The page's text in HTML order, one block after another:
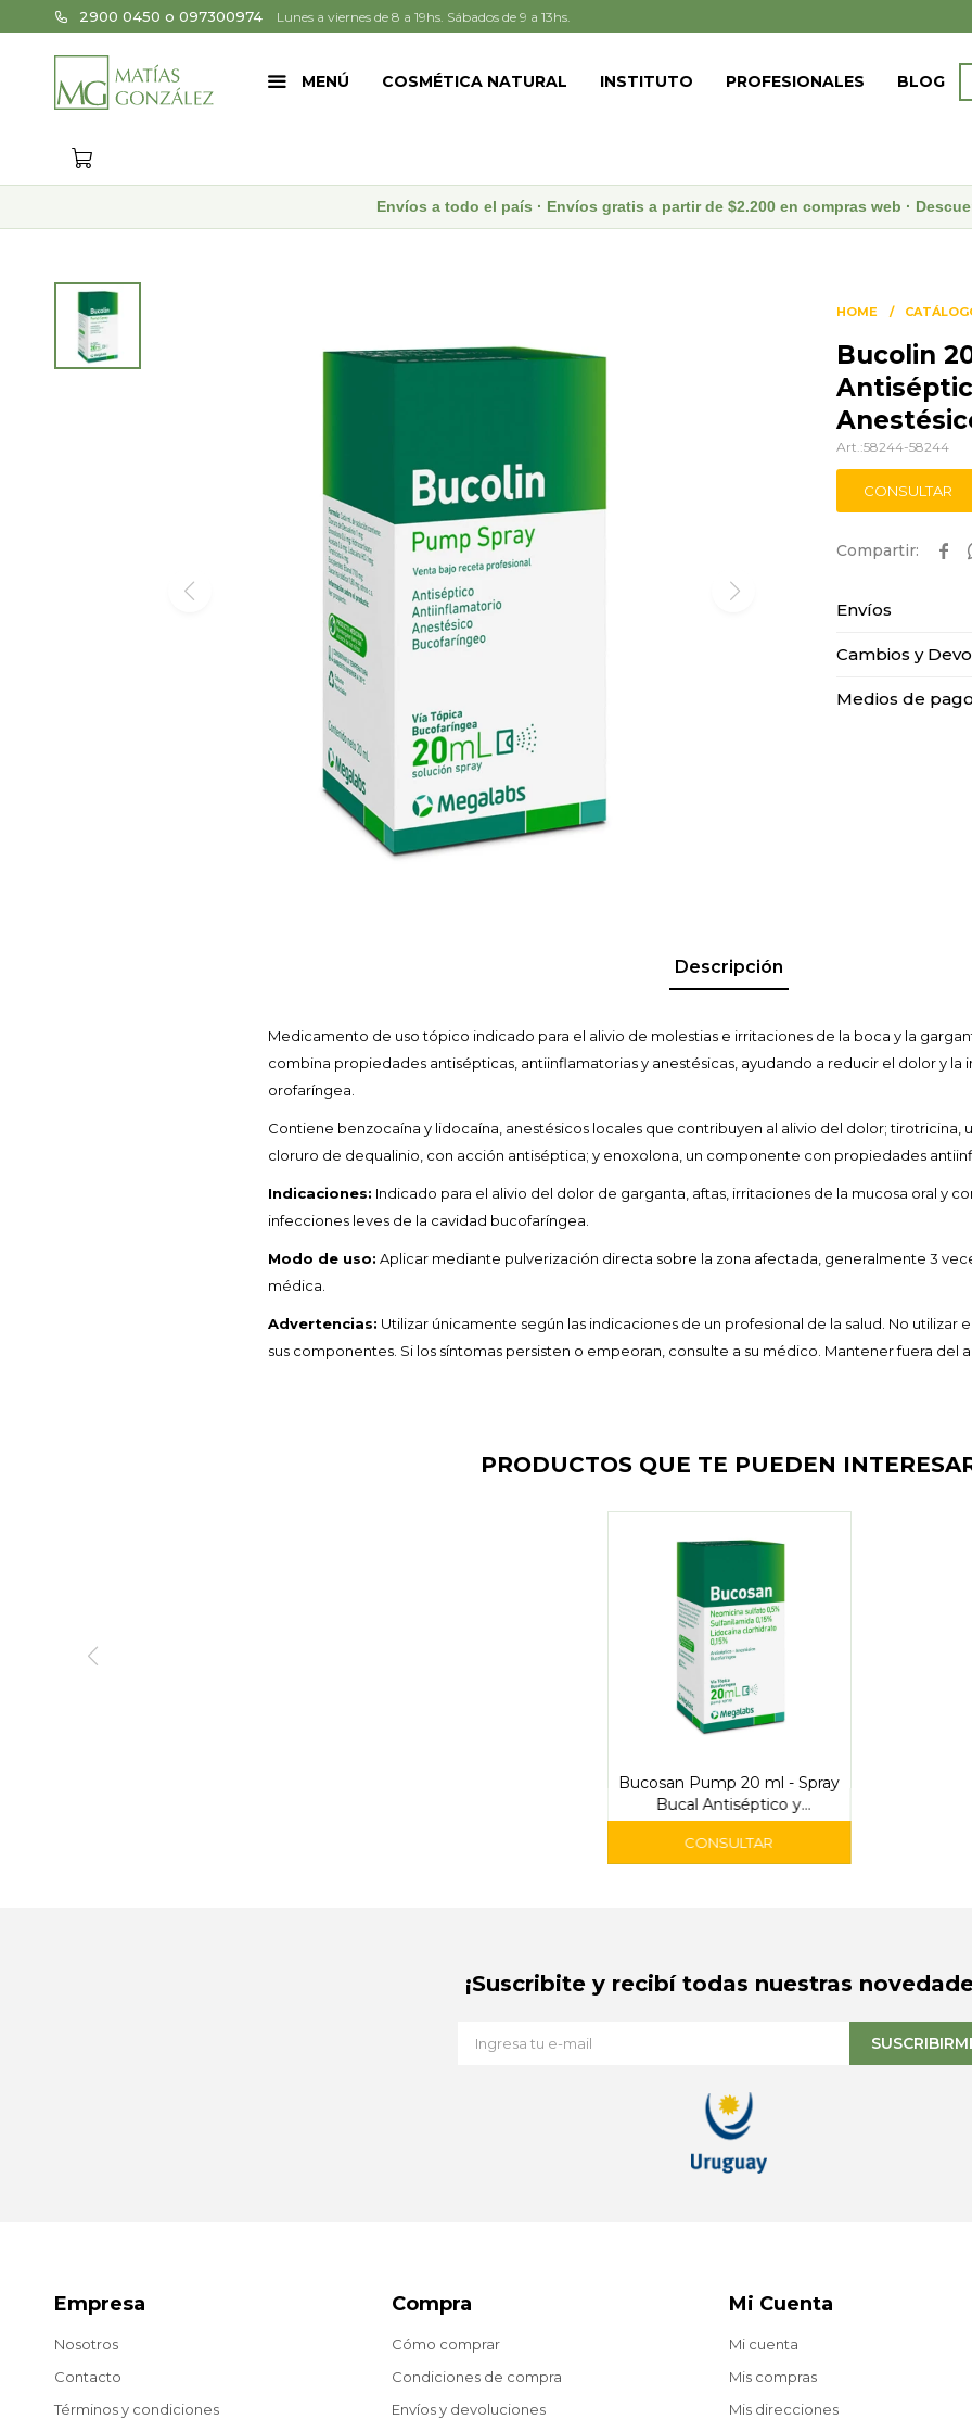
MENÚ COSMÉTICA NATURAL INSTITUTO PROFESIONALES BLOG
2900 0450 o 097300974 Lunes a viernes de 8 a 19hs. Sábados de 9 a 13hs.
Envíos a todo el país · Envíos gratis a partir de $2.200 en compras web ·
HOME
Bucolin
58244-58244
CONSULTAR

Envíos
Cambios y
Medios de
Descripción
Medicamento de uso tópico indicado para el alivio de molestias e irritaciones de la boca y la
combina propiedades antisépticas, antiinflamatorias y anestésicas, ayudando a reducir el dolor y la
orofaríngea.
Contiene benzocaína y lidocaína, anestésicos locales que contribuyen al alivio del dolor;
cloruro de dequalinio, con acción antiséptica; y enoxolona, un componente con propiedades
Indicaciones: Indicado para el alivio del dolor de garganta, aftas, irritaciones de la mucosa oral y
infecciones leves de la cavidad bucofaríngea.
Modo de uso: Aplicar mediante pulverización directa sobre la zona afectada, generalmente 3
médica.
Advertencias: Utilizar únicamente según las indicaciones de un profesional de la salud. No utilizar
sus componentes. Si los síntomas persisten o empeoran, consulte a su médico. Mantener fuera del
PRODUCTOS QUE TE PUEDEN
Bucosan Pump 20 ml - Spray
Bucal Antiséptico y
Anestésico
Empresa
Nosotros
Contacto
Términos y condiciones
Compra
Cómo comprar
Condiciones de compra
Envíos y devoluciones
Mi Cuenta
Mi cuenta
Mis compras
Mis direcciones
¡Suscribite y recibí todas nuestras